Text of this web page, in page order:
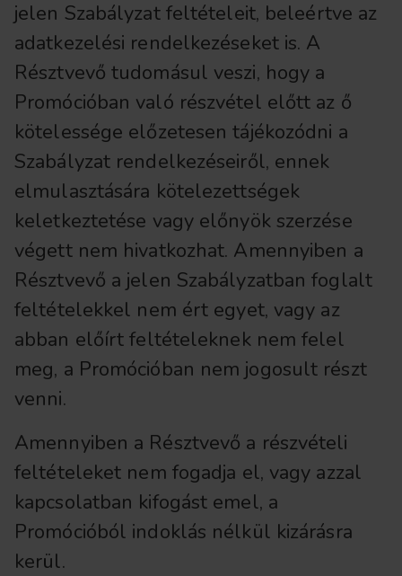
jelen Szabályzat feltételeit, beleértve az
adatkezelési rendelkezéseket is. A
Résztvevő tudomásul veszi, hogy a
Promócióban való részvétel előtt az ő
kötelessége előzetesen tájékozódni a
Szabályzat rendelkezéseiről, ennek
elmulasztására kötelezettségek
keletkeztetése vagy előnyök szerzése
végett nem hivatkozhat. Amennyiben a
Résztvevő a jelen Szabályzatban foglalt
feltételekkel nem ért egyet, vagy az
abban előírt feltételeknek nem felel
meg, a Promócióban nem jogosult részt
venni.
Amennyiben a Résztvevő a részvételi
feltételeket nem fogadja el, vagy azzal
kapcsolatban kifogást emel, a
Promócióból indoklás nélkül kizárásra
kerül.